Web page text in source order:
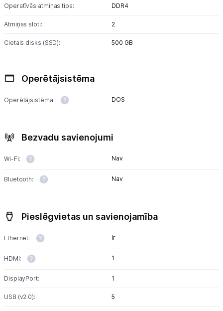
Operatīvās atmiņas tips: DDR4
Atmiņas sloti: 2
Cietais disks (SSD): 500 GB
Operētājsistēma
Operētājsistēma: DOS
Bezvadu savienojumi
Wi-Fi: Nav
Bluetooth: Nav
Pieslēgvietas un savienojamība
Ethernet: Ir
HDMI: 1
DisplayPort: 1
USB (v2.0): 5